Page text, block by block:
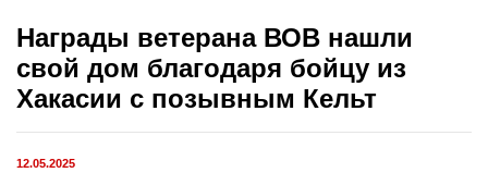
Награды ветерана ВОВ нашли
свой дом благодаря бойцу из
Хакасии с позывным Кельт
12.05.2025